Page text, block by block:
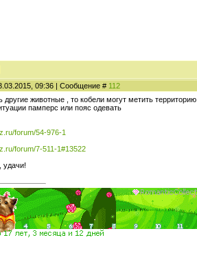
09:36 | Сообщение # 112
другие животные , то кобели могут метить территорию
памперс или пояс одевать
forum/54-976-1
forum/7-511-1#13522
, удачи!